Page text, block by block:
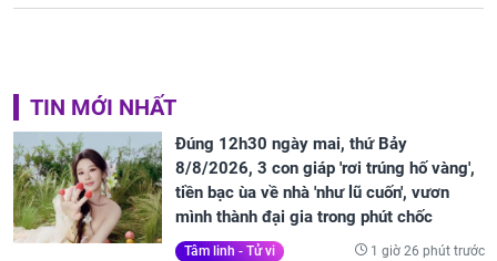
TIN MỚI NHẤT
Đúng 12h30 ngày mai, thứ Bảy
8/8/2026, 3 con giáp 'rơi trúng hố vàng',
tiền bạc ùa về nhà 'như lũ cuốn', vươn
mình thành đại gia trong phút chốc
Tâm linh - Tử vi 1 giờ 26 phút trước